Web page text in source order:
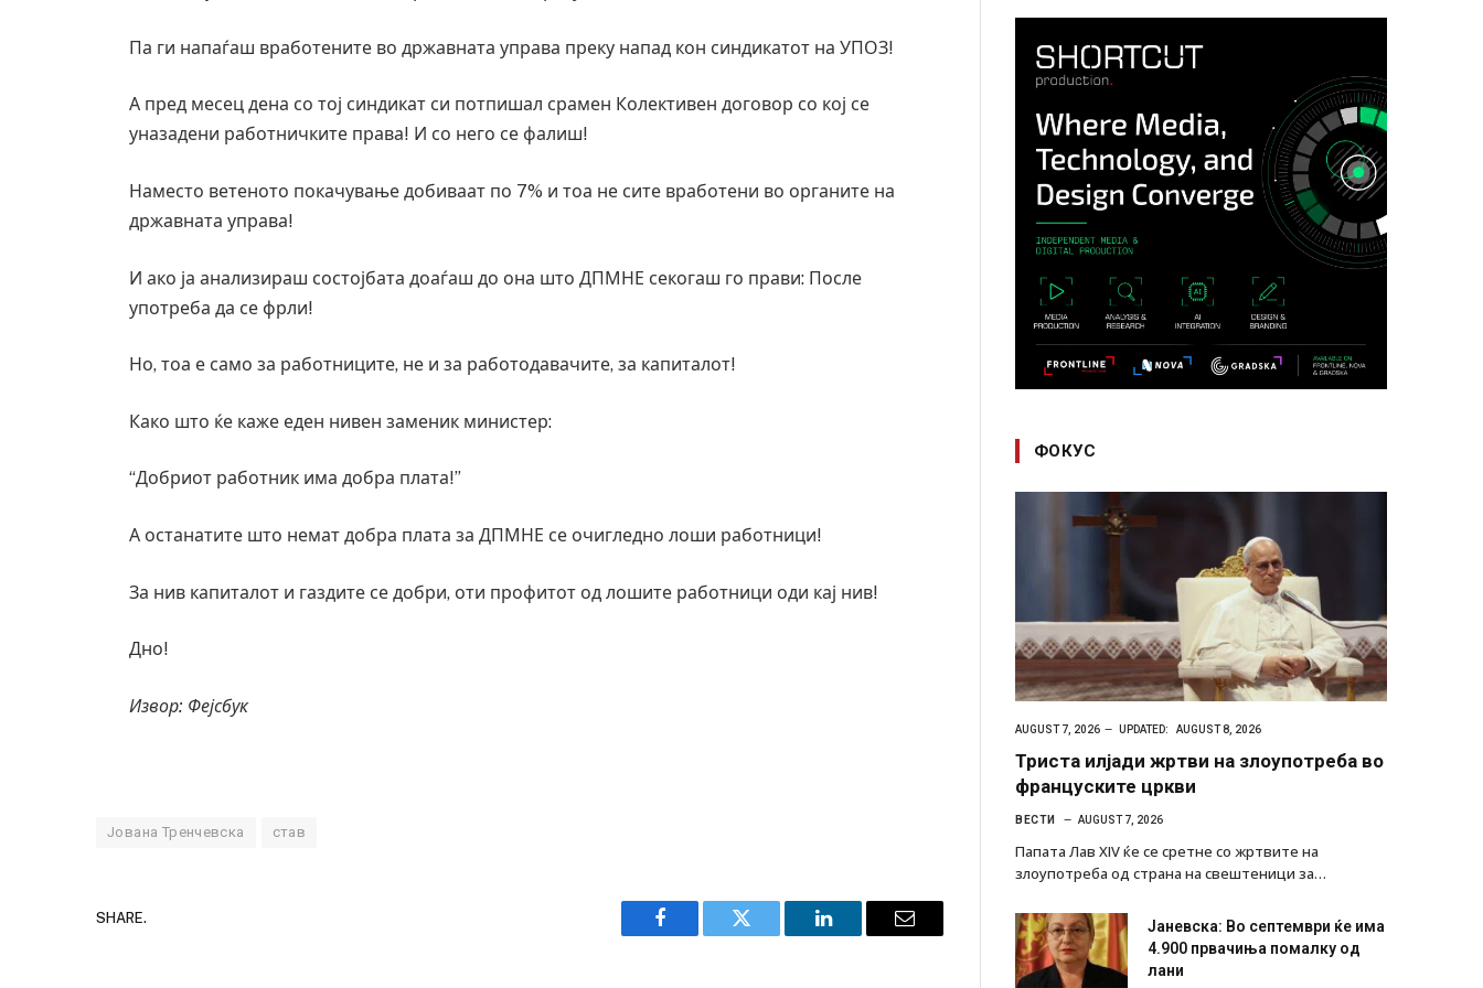
Па ги напаѓаш вработените во државната управа преку напад кон синдикатот на УПОЗ!
А пред месец дена со тој синдикат си потпишал срамен Колективен договор со кој се
уназадени работничките права! И со него се фалиш!
Наместо ветеното покачување добиваат по 7% и тоа не сите вработени во органите на
државната управа!
И ако ја анализираш состојбата доаѓаш до она што ДПМНЕ секогаш го прави: После
употреба да се фрли!
Но, тоа е само за работниците, не и за работодавачите, за капиталот!
Како што ќе каже еден нивен заменик министер:
“Добриот работник има добра плата!”
А останатите што немат добра плата за ДПМНЕ се очигледно лоши работници!
За нив капиталот и газдите се добри, оти профитот од лошите работници оди кај нив!
Дно!
Извор: Фејсбук
Јована Тренчевска став
SHARE.
Facebook Twitter LinkedIn Email
ФОКУС
AUGUST 7, 2026 UPDATED: AUGUST 8, 2026
Триста илјади жртви на злоупотреба во
француските цркви
ВЕСТИ AUGUST 7, 2026
Папата Лав XIV ќе се сретне со жртвите на
злоупотреба од страна на свештеници за…
Јаневска: Во септември ќе има
4.900 првачиња помалку од
лани